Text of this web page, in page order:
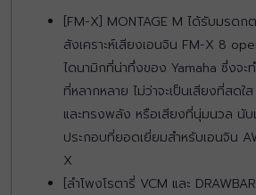
[FM-X] MONTAGE M ได้รับมรดก
สังเคราะห์เสียงเอนจิน FM-X 8
ไดนามิกที่น่าทึ่งของ Yamaha ซึ่งจะท
ที่หลากหลาย ไม่ว่าจะเป็นเสียงที่สดใ
และทรงพลัง หรือเสียงที่นุ่มนวล นับ
ประกอบที่ยอดเยี่ยมสำหรับเอนจิน
X
[ลำโพงโรตารี่ VCM และ